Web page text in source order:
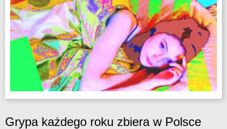
Grypa każdego roku zbiera w Polsce